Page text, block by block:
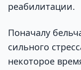
реабилитации.
Поначалу
сильного
некоторое